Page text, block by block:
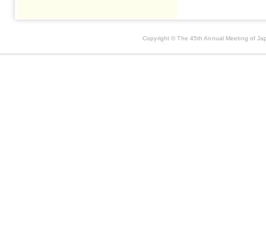
Copyright © The 45th Annual Meeting of